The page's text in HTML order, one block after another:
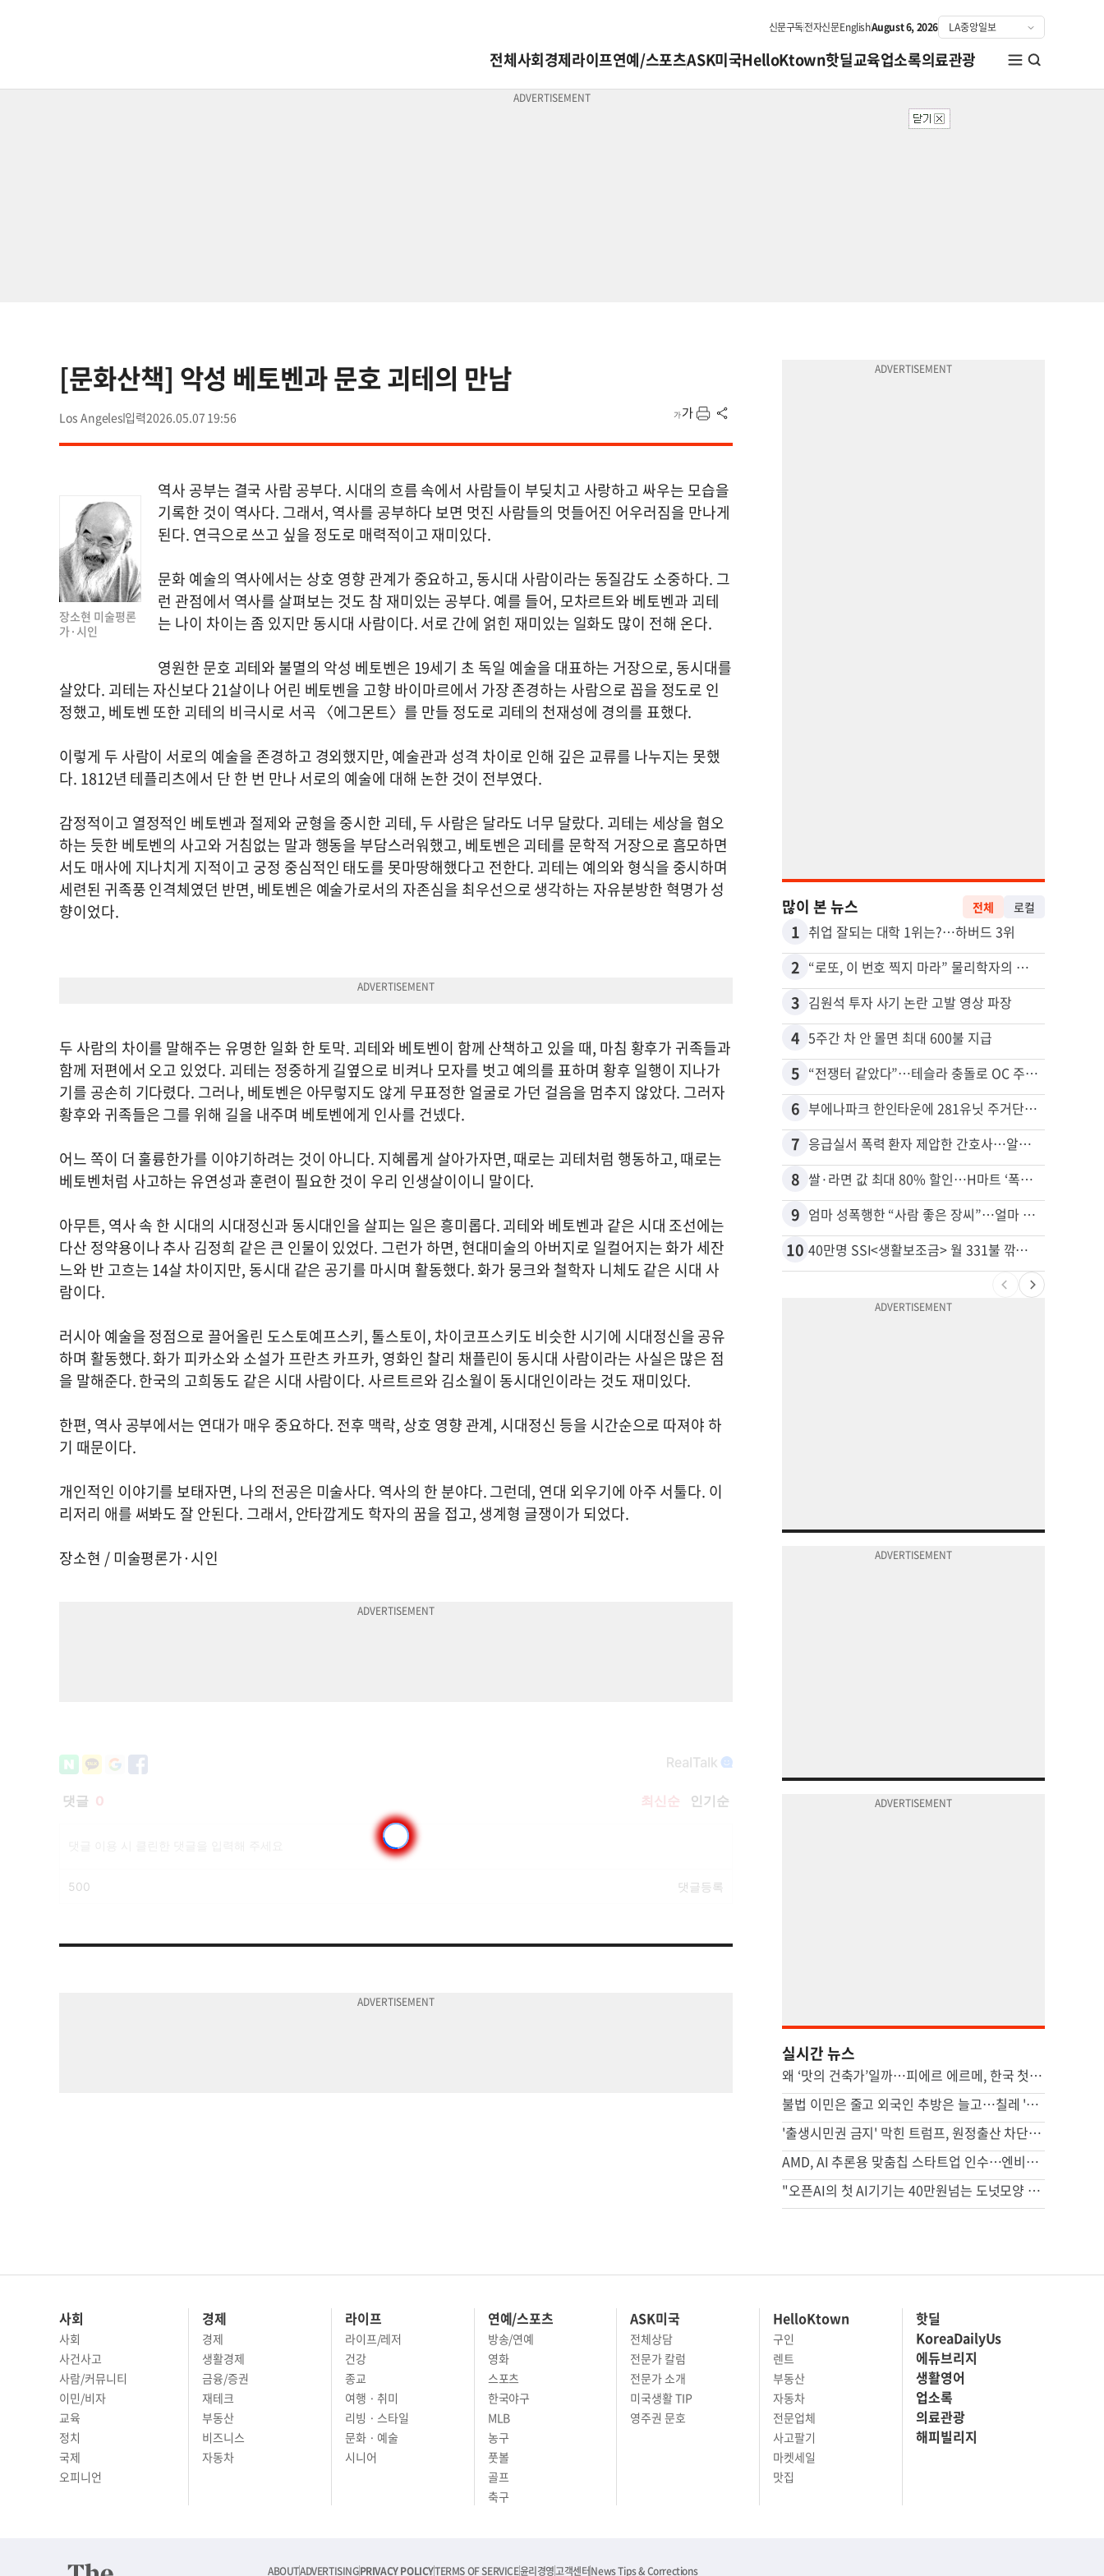
신문구독전자신문EnglishAugust 6, 2026
전체사회경제라이프연예/스포츠ASK미국HelloKtown핫딜교육업소록의료관광
[문화산책] 악성 베토벤과 문호 괴테의 만남
Los Angeles 2026.05.07 19:56
장소현 미술평론
가·시인
역사 공부는 결국 사람 공부다. 시대의 흐름 속에서 사람들이 부딪치고 사랑하고 싸우는 모습을
기록한 것이 역사다. 그래서, 역사를 공부하다 보면 멋진 사람들의 멋들어진 어우러짐을 만나게
된다. 연극으로 쓰고 싶을 정도로 매력적이고 재미있다.
문화 예술의 역사에서는 상호 영향 관계가 중요하고, 동시대 사람이라는 동질감도 소중하다. 그
런 관점에서 역사를 살펴보는 것도 참 재미있는 공부다. 예를 들어, 모차르트와 베토벤과 괴테
는 나이 차이는 좀 있지만 동시대 사람이다. 서로 간에 얽힌 재미있는 일화도 많이 전해 온다.
영원한 문호 괴테와 불멸의 악성 베토벤은 19세기 초 독일 예술을 대표하는 거장으로, 동시대를
살았다. 괴테는 자신보다 21살이나 어린 베토벤을 고향 바이마르에서 가장 존경하는 사람으로 꼽을 정도로 인
정했고, 베토벤 또한 괴테의 비극시로 서곡 〈에그몬트〉를 만들 정도로 괴테의 천재성에 경의를 표했다.
이렇게 두 사람이 서로의 예술을 존경하고 경외했지만, 예술관과 성격 차이로 인해 깊은 교류를 나누지는 못했
다. 1812년 테플리츠에서 단 한 번 만나 서로의 예술에 대해 논한 것이 전부였다.
감정적이고 열정적인 베토벤과 절제와 균형을 중시한 괴테, 두 사람은 달라도 너무 달랐다. 괴테는 세상을 혐오
하는 듯한 베토벤의 사고와 거침없는 말과 행동을 부담스러워했고, 베토벤은 괴테를 문학적 거장으로 흠모하면
서도 매사에 지나치게 지적이고 궁정 중심적인 태도를 못마땅해했다고 전한다. 괴테는 예의와 형식을 중시하며
세련된 귀족풍 인격체였던 반면, 베토벤은 예술가로서의 자존심을 최우선으로 생각하는 자유분방한 혁명가 성
향이었다.
두 사람의 차이를 말해주는 유명한 일화 한 토막. 괴테와 베토벤이 함께 산책하고 있을 때, 마침 황후가 귀족들과
함께 저편에서 오고 있었다. 괴테는 정중하게 길옆으로 비켜나 모자를 벗고 예의를 표하며 황후 일행이 지나가
기를 공손히 기다렸다. 그러나, 베토벤은 아무렇지도 않게 무표정한 얼굴로 가던 걸음을 멈추지 않았다. 그러자
황후와 귀족들은 그를 위해 길을 내주며 베토벤에게 인사를 건넸다.
어느 쪽이 더 훌륭한가를 이야기하려는 것이 아니다. 지혜롭게 살아가자면, 때로는 괴테처럼 행동하고, 때로는
베토벤처럼 사고하는 유연성과 훈련이 필요한 것이 우리 인생살이이니 말이다.
아무튼, 역사 속 한 시대의 시대정신과 동시대인을 살피는 일은 흥미롭다. 괴테와 베토벤과 같은 시대 조선에는
다산 정약용이나 추사 김정희 같은 큰 인물이 있었다. 그런가 하면, 현대미술의 아버지로 일컬어지는 화가 세잔
느와 반 고흐는 14살 차이지만, 동시대 같은 공기를 마시며 활동했다. 화가 뭉크와 철학자 니체도 같은 시대 사
람이다.
러시아 예술을 정점으로 끌어올린 도스토예프스키, 톨스토이, 차이코프스키도 비슷한 시기에 시대정신을 공유
하며 활동했다. 화가 피카소와 소설가 프란츠 카프카, 영화인 찰리 채플린이 동시대 사람이라는 사실은 많은 점
을 말해준다. 한국의 고희동도 같은 시대 사람이다. 사르트르와 김소월이 동시대인이라는 것도 재미있다.
한편, 역사 공부에서는 연대가 매우 중요하다. 전후 맥락, 상호 영향 관계, 시대정신 등을 시간순으로 따져야 하
기 때문이다.
개인적인 이야기를 보태자면, 나의 전공은 미술사다. 역사의 한 분야다. 그런데, 연대 외우기에 아주 서툴다. 이
리저리 애를 써봐도 잘 안된다. 그래서, 안타깝게도 학자의 꿈을 접고, 생계형 글쟁이가 되었다.
장소현 / 미술평론가·시인
많이 본 뉴스 전체 로컬
1 취업 잘되는 대학 1위는?…하버드 3위
2 “로또, 이 번호 찍지 마라” 물리학자의 당첨금 높이는 비밀
3 김원석 투자 사기 논란 고발 영상 파장
4 5주간 차 안 몰면 최대 600불 지급
5 “전쟁터 같았다”…테슬라 충돌로 OC 주택 4채 파손
6 부에나파크 한인타운에 281유닛 주거단지 들어선다
7 응급실서 폭력 환자 제압한 간호사…알고 보니
8 쌀·라면 값 최대 80% 할인…H마트 ‘폭탄 세일’
9 엄마 성폭행한 “사람 좋은 장씨”…얼마 뒤 딸 배도 불러왔다
10 40만명 SSI<생활보조금> 월 331불 깎이나
실시간 뉴스
왜 ‘맛의 건축가’일까…피에르 에르메, 한국 첫 카페 열다 [쿠캉]
불법 이민은 줄고 외국인 추방은 늘고…칠레 '반이민 드라이브'
'출생시민권 금지' 막힌 트럼프, 원정출산 차단 행정명령 서명(종합)
AMD, AI 추론용 맞춤칩 스타트업 인수…엔비디아 추격 가속
"오픈AI의 첫 AI기기는 40만원넘는 도넛모양 스피커…내년 출시"
사회
사회
사건사고
사람/커뮤니티
이민/비자
교육
정치
국제
경제
경제
생활경제
금융/증권
재테크
부동산
비즈니스
라이프
라이프/레저
건강
종교
여행 · 취미
리빙 · 스타일
문화 · 예술
연예/스포츠
방송/연예
영화
스포츠
한국야구
MLB
농구
풋볼
골프
ASK미국
전체상담
전문가 칼럼
전문가 소개
미국생활 TIP
HelloKtown
구인
렌트
부동산
자동차
전문업체
사고팔기
마켓세일
핫딜
KoreaDailyUs
에듀브리지
생활영어
업소록
의료관광